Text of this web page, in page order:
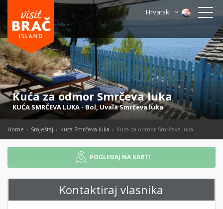
Hrvatski
Kuća za odmor Smrčeva luka
KUĆA SMRČEVA LUKA-Bol,Uvala Smrčeva luka
Home Smještaj Kuća Smrčeva luka Kuća za odmor Smrčeva luka
POGLEDAJ NA KARTI
Kontaktiraj vlasnika